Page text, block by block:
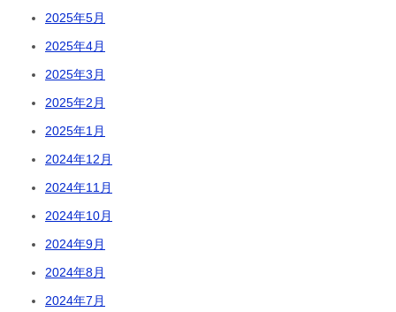
2025年5月
2025年4月
2025年3月
2025年2月
2025年1月
2024年12月
2024年11月
2024年10月
2024年9月
2024年8月
2024年7月